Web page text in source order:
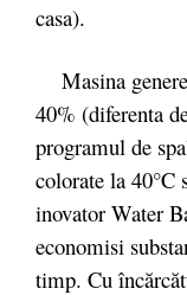
casa).
Masina
40% (diferenta
programul de
colorate la 40°C
inovator Water
economisi
timp. Cu